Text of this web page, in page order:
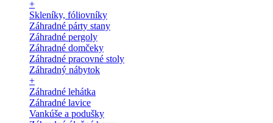
+
Skleníky, fóliovníky
Záhradné párty stany
Záhradné pergoly
Záhradné domčeky
Záhradné pracovné stoly
Záhradný nábytok
+
Záhradné lehátka
Záhradné lavice
Vankúše a podušky